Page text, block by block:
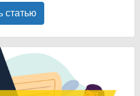
статью